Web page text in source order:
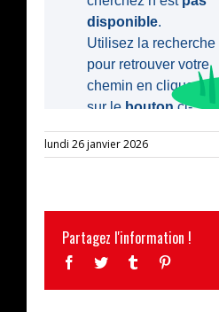
lundi 26 janvier 2026
Partagez l'information !
Facebook
Twitter Tumblr